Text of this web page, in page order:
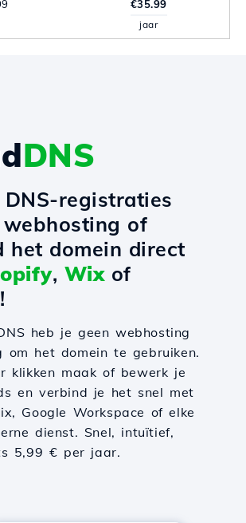
€35.99
jaar
DNS
DNS-registraties
webhosting of
het domein direct
, Wixof
!
heb je geen webhosting
om het domein te gebruiken.
klikken maak of bewerk je
en verbind je het snel met
Google Workspace of elke
dienst. Snel, intuïtief,
5,99 € per jaar.